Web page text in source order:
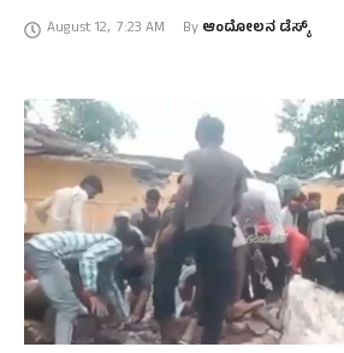
August 12, 7:23 AM By ಆಂದೋಲನ ಡೆಸ್ಕ್